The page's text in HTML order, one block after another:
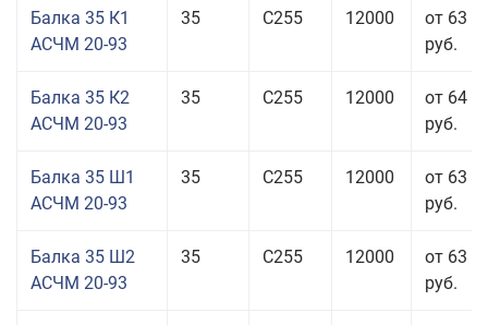
Балка 35 К1
АСЧМ 20-93
35 С255 12000
от 63
руб.
Балка 35 К2
АСЧМ 20-93
35 С255 12000
от 64
руб.
Балка 35 Ш1
АСЧМ 20-93
35 С255 12000
от 63
руб.
Балка 35 Ш2
АСЧМ 20-93
35 С255 12000
от 63
руб.